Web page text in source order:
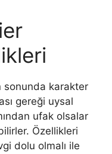
sonunda karakter
gereği uysal
ufak olsalar
Özellikleri
dolu olmalı ile